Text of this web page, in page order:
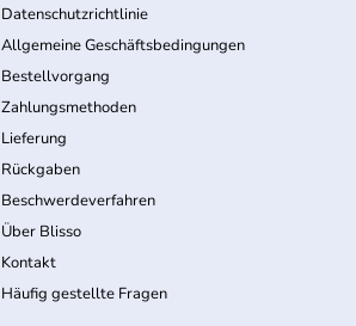
Datenschutzrichtlinie
Allgemeine Geschäftsbedingungen
Bestellvorgang
Zahlungsmethoden
Lieferung
Rückgaben
Beschwerdeverfahren
Über Blisso
Kontakt
Häufig gestellte Fragen